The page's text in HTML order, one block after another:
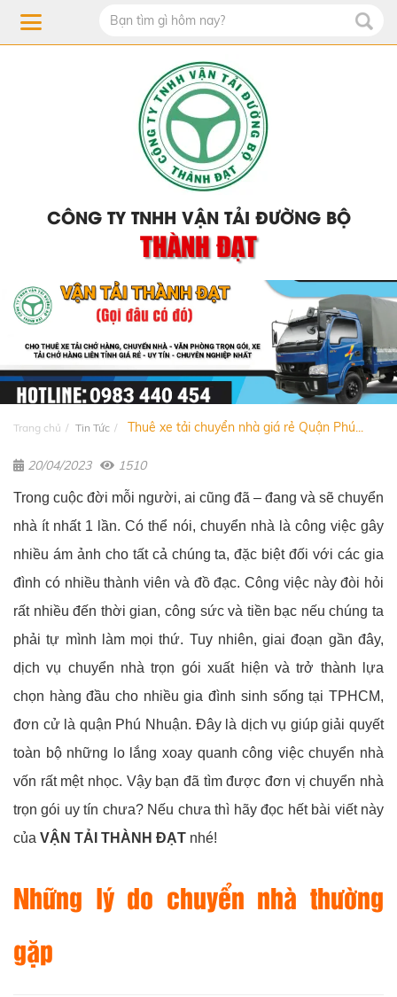
CÔNG TY TNHH VẬN TẢI ĐƯỜNG BỘ
THÀNH ĐẠT
Trang chủ Tin Tức Thuê xe tải chuyển nhà giá rẻ Quận Phú...
20/04/2023 1510
Trong cuộc đời mỗi người, ai cũng đã – đang và sẽ chuyển
nhà ít nhất 1 lần. Có thể nói, chuyển nhà là công việc gây
nhiều ám ảnh cho tất cả chúng ta, đặc biệt đối với các gia
đình có nhiều thành viên và đồ đạc. Công việc này đòi hỏi
rất nhiều đến thời gian, công sức và tiền bạc nếu chúng ta
phải tự mình làm mọi thứ. Tuy nhiên, giai đoạn gần đây,
dịch vụ chuyển nhà trọn gói xuất hiện và trở thành lựa
chọn hàng đầu cho nhiều gia đình sinh sống tại TPHCM,
đơn cử là quận Phú Nhuận. Đây là dịch vụ giúp giải quyết
toàn bộ những lo lắng xoay quanh công việc chuyển nhà
vốn rất mệt nhọc. Vậy bạn đã tìm được đơn vị chuyển nhà
trọn gói uy tín chưa? Nếu chưa thì hãy đọc hết bài viết này
của VẬN TẢI THÀNH ĐẠT nhé!
Những lý do chuyển nhà thường
gặp